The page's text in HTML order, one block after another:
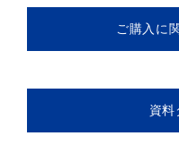
ご購入に
資料